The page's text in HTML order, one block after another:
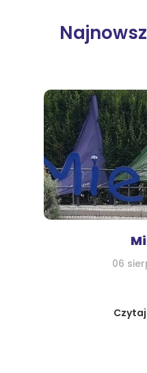
06
Czytaj